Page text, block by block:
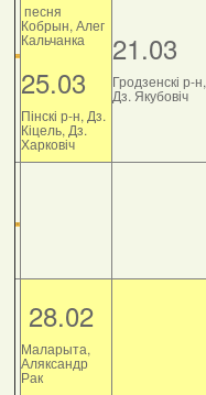
песня
Кобрын, Алег
Кальчанка
25.03
Пінскі р-н, Дз.
Кіцель, Дз.
Харковіч
21.03
Гродзенскі р-н,
Дз. Якубовіч
28.02
Маларыта,
Аляксандр
Рак